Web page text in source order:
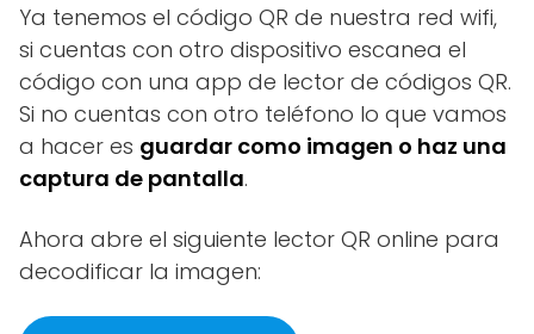
Ya tenemos el código QR de nuestra red wifi,
si cuentas con otro dispositivo escanea el
código con una app de lector de códigos QR.
Si no cuentas con otro teléfono lo que vamos
a hacer es guardar como imagen o haz una
captura de pantalla.
Ahora abre el siguiente lector QR online para
decodificar la imagen: